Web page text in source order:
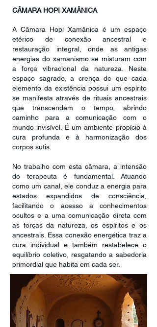
CÂMARA HOPI XAMÂNICA
A Câmara Hopi Xamânica é um espaço
etérico de conexão ancestral e
restauração integral, onde as antigas
energias do xamanismo se misturam com
a força vibracional da natureza. Neste
espaço sagrado, a crença de que cada
elemento da existência possui um espírito
se manifesta através de rituais ancestrais
que transcendem o tempo, abrindo
caminho para a comunicação com o
mundo invisível. É um ambiente propício à
cura profunda e à harmonização dos
corpos sutis.
​No trabalho com esta câmara, a intensão
do terapeuta é fundamental. Atuando
como um canal, ele conduz a energia para
estados expandidos de consciência,
facilitando o acesso a conhecimentos
ocultos e a uma comunicação direta com
as forças da natureza, os espíritos e os
ancestrais. Essa conexão energética traz a
cura individual e também restabelece o
equilíbrio coletivo, resgatando a sabedoria
primordial que habita em cada ser.